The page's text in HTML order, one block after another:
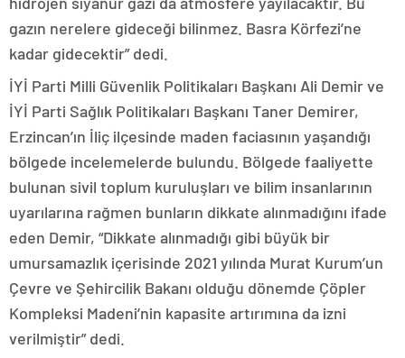
gazın nerelere gideceği bilinmez. Basra Körfezi’ne
kadar gidecektir” dedi.
İYİ Parti Milli Güvenlik Politikaları Başkanı Ali Demir ve
İYİ Parti Sağlık Politikaları Başkanı Taner Demirer,
Erzincan’ın İliç ilçesinde maden faciasının yaşandığı
bölgede incelemelerde bulundu. Bölgede faaliyette
bulunan sivil toplum kuruluşları ve bilim insanlarının
uyarılarına rağmen bunların dikkate alınmadığını ifade
eden Demir, “Dikkate alınmadığı gibi büyük bir
umursamazlık içerisinde 2021 yılında Murat Kurum’un
Çevre ve Şehircilik Bakanı olduğu dönemde Çöpler
Kompleksi Madeni’nin kapasite artırımına da izni
verilmiştir” dedi.